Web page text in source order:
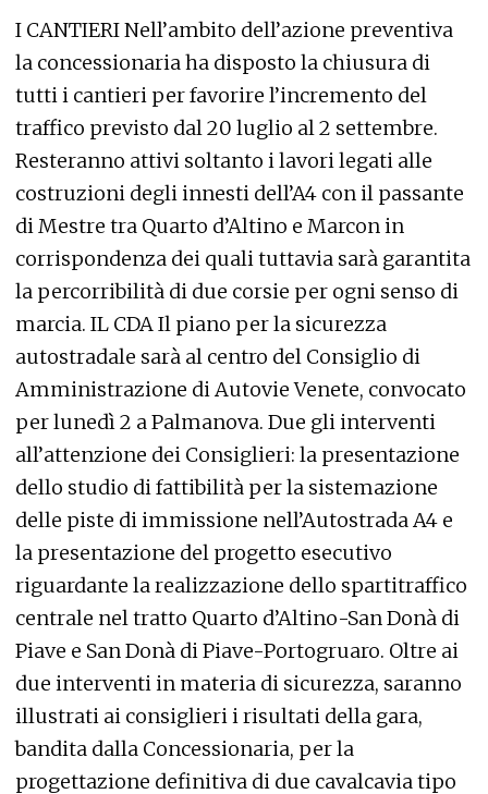
I CANTIERI Nell’ambito dell’azione preventiva
la concessionaria ha disposto la chiusura di
tutti i cantieri per favorire l’incremento del
traffico previsto dal 20 luglio al 2 settembre.
Resteranno attivi soltanto i lavori legati alle
costruzioni degli innesti dell’A4 con il passante
di Mestre tra Quarto d’Altino e Marcon in
corrispondenza dei quali tuttavia sarà garantita
la percorribilità di due corsie per ogni senso di
marcia. IL CDA Il piano per la sicurezza
autostradale sarà al centro del Consiglio di
Amministrazione di Autovie Venete, convocato
per lunedì 2 a Palmanova. Due gli interventi
all’attenzione dei Consiglieri: la presentazione
dello studio di fattibilità per la sistemazione
delle piste di immissione nell’Autostrada A4 e
la presentazione del progetto esecutivo
riguardante la realizzazione dello spartitraffico
centrale nel tratto Quarto d’Altino-San Donà di
Piave e San Donà di Piave-Portogruaro. Oltre ai
due interventi in materia di sicurezza, saranno
illustrati ai consiglieri i risultati della gara,
bandita dalla Concessionaria, per la
progettazione definitiva di due cavalcavia tipo